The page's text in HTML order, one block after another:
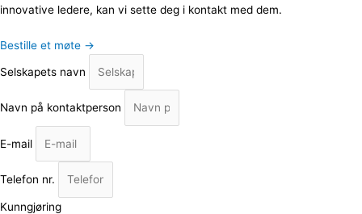
innovative ledere, kan vi sette deg i kontakt med dem.
Bestille et møte →
Selskapets navn
Navn på kontaktperson
E-mail
Telefon nr.
Kunngjøring